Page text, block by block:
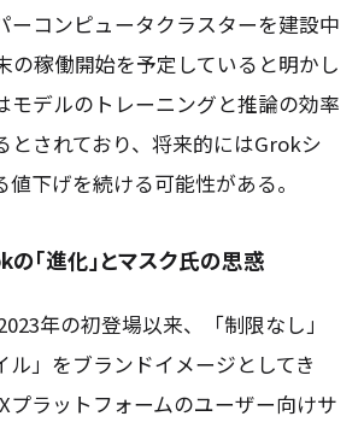
ーコンピュータクラスターを建設中
の稼働開始を予定していると明かし
モデルのトレーニングと推論の効率
とされており、将来的にはGrokシ
値下げを続ける可能性がある。
「進化」とマスク氏の思惑
年の初登場以来、「制限なし」
ル」をブランドイメージとしてき
プラットフォームのユーザー向けサ